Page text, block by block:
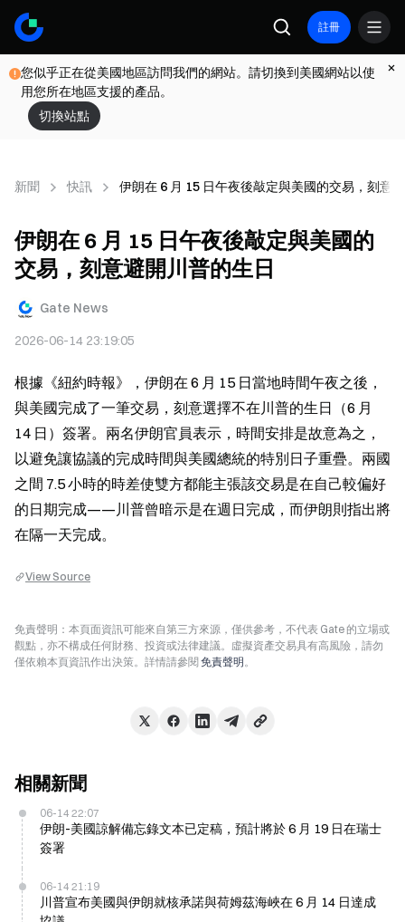
註冊
您似乎正在從美國地區訪問我們的網站。請切換到美國網站以使
用您所在地區支援的產品。
切換站點
新聞 快訊 伊朗在 6 月 15 日午夜後敲定與美國的交易，刻意
伊朗在 6 月 15 日午夜後敲定與美國的
交易，刻意避開川普的生日
Gate News
2026-06-14 23:19:05
根據《紐約時報》，伊朗在 6 月 15 日當地時間午夜之後，
與美國完成了一筆交易，刻意選擇不在川普的生日（6 月
14 日）簽署。兩名伊朗官員表示，時間安排是故意為之，
以避免讓協議的完成時間與美國總統的特別日子重疊。兩國
之間 7.5 小時的時差使雙方都能主張該交易是在自己較偏好
的日期完成——川普曾暗示是在週日完成，而伊朗則指出將
在隔一天完成。
View Source
免責聲明：本頁面資訊可能來自第三方來源，僅供參考，不代表 Gate 的立場或
觀點，亦不構成任何財務、投資或法律建議。虛擬資產交易具有高風險，請勿
僅依賴本頁資訊作出決策。詳情請參閱 免責聲明。
相關新聞
06-14 22:07
伊朗-美國諒解備忘錄文本已定稿，預計將於 6 月 19 日在瑞士
簽署
06-14 21:19
川普宣布美國與伊朗就核承諾與荷姆茲海峽在 6 月 14 日達成